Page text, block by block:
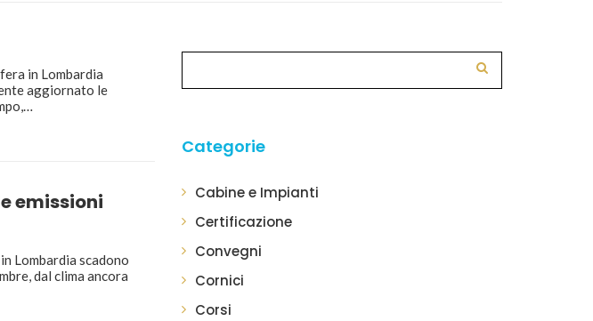
in Lombardia
aggiornato le
emissioni
Lombardia scadono
dal clima ancora
Categorie
Cabine e Impianti
Certificazione
Convegni
Cornici
Corsi